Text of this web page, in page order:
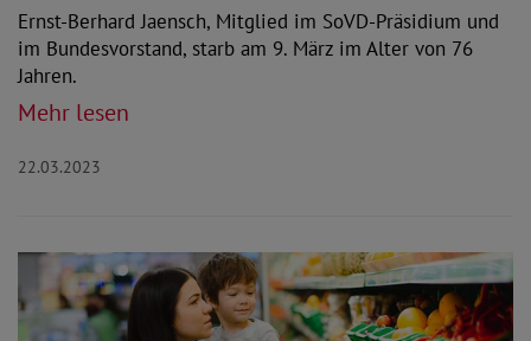
Ernst-Berhard Jaensch, Mitglied im SoVD-Präsidium und
im Bundesvorstand, starb am 9. März im Alter von 76
Jahren.
Mehr lesen
22.03.2023